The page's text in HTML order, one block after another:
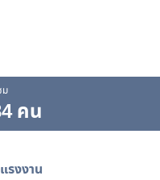
ม
คน
งงาน